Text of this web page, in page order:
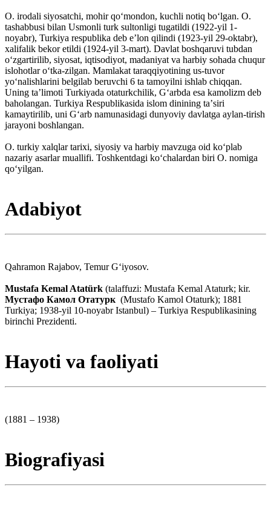
O. irodali siyosatchi, mohir qoʻmondon, kuchli notiq boʻlgan. O.
tashabbusi bilan Usmonli turk sultonligi tugatildi (1922-yil 1-
noyabr), Turkiya respublika deb eʼlon qilindi (1923-yil 29-oktabr),
xalifalik bekor etildi (1924-yil 3-mart). Davlat boshqaruvi tubdan
oʻzgartirilib, siyosat, iqtisodiyot, madaniyat va harbiy sohada chuqur
islohotlar oʻtka-zilgan. Mamlakat taraqqiyotining us-tuvor
yoʻnalishlarini belgilab beruvchi 6 ta tamoyilni ishlab chiqqan.
Uning taʼlimoti Turkiyada otaturkchilik, Gʻarbda esa kamolizm deb
baholangan. Turkiya Respublikasida islom dinining taʼsiri
kamaytirilib, uni Gʻarb namunasidagi dunyoviy davlatga aylan-tirish
jarayoni boshlangan.
O. turkiy xalqlar tarixi, siyosiy va harbiy mavzuga oid koʻplab
nazariy asarlar muallifi. Toshkentdagi koʻchalardan biri O. nomiga
qoʻyilgan.
Adabiyot
Qahramon Rajabov, Temur Gʻiyosov.
Mustafa Kemal Atatürk (talaffuzi: Mustafa Kemal Ataturk; kir.
Мустафо Камол Отатурк (Mustafo Kamol Otaturk); 1881
Turkiya; 1938-yil 10-noyabr Istanbul) – Turkiya Respublikasining
birinchi Prezidenti.
Hayoti va faoliyati
(1881 – 1938)
Biografiyasi